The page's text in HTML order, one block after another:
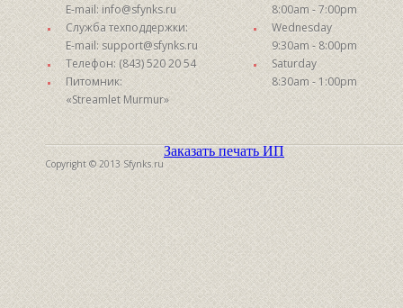
E-mail: info@sfynks.ru
Служба техподдержки:
E-mail: support@sfynks.ru
Телефон: (843) 520 20 54
Питомник:
«Streamlet Murmur»
8:00am - 7:00pm
Wednesday
9:30am - 8:00pm
Saturday
8:30am - 1:00pm
Copyright © 2013 Sfynks.ru
Заказать печать ИП